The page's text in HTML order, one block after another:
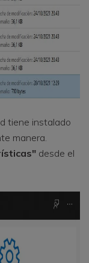
tiene instalado
manera.
desde el